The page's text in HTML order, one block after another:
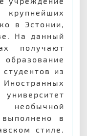
в Эстонии,
На данный
получают
из
в
стиле.